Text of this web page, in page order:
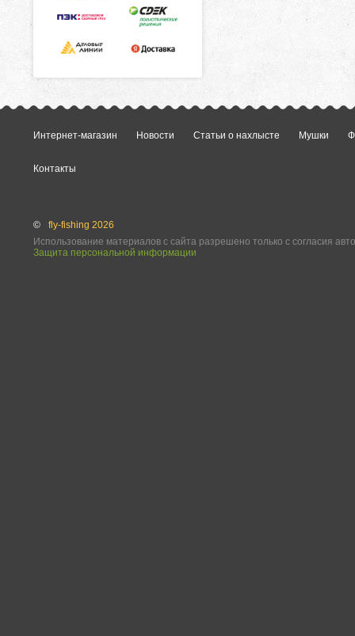
Интернет-магазин Новости Статьи о нахлысте Мушки
Контакты
©
fly-fishing 2026
Использование материалов с сайта разрешено только с согласия
Защита персональной информации